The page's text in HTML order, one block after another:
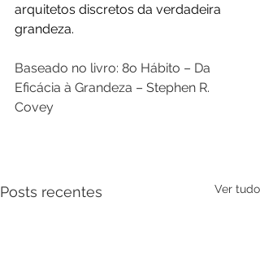
arquitetos discretos da verdadeira
grandeza.
Baseado no livro: 8o Hábito – Da
Eficácia à Grandeza – Stephen R.
Covey
Posts recentes Ver tudo